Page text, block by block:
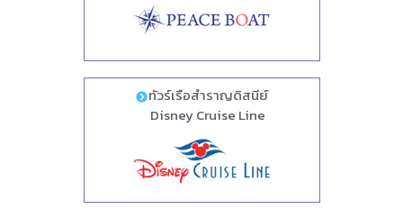
ทัวร์เรือสำราญดิสนีย์
Disney Cruise Line